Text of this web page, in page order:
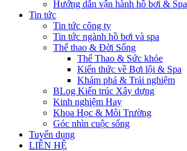
Hướng dẫn vận hành hồ bơi & Spa
Tin tức
Tin tức công ty
Tin tức ngành hồ bơi và spa
Thể thao & Đời Sống
Thể Thao & Sức khỏe
Kiến thức về Bơi lội & Spa
Khám phá & Trải nghiệm
BLog Kiến trúc Xây dựng
Kinh nghiệm Hay
Khoa Học & Môi Trường
Góc nhìn cuộc sống
Tuyển dụng
LIÊN HỆ